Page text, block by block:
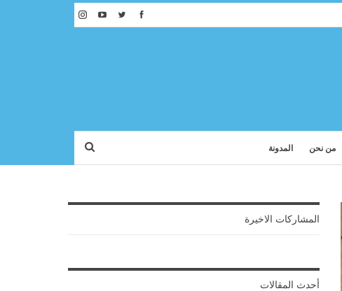
من نحن المدونة
المشاركات الاخيرة
أحدث المقالات